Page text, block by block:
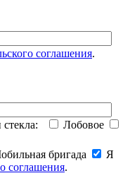
соглашения.
Лобовое
бригада
Я
соглашения.